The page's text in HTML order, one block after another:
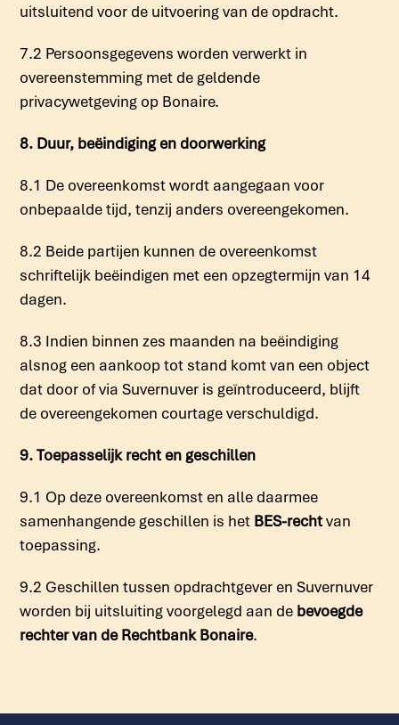
uitsluitend voor de uitvoering van de opdracht.
7.2 Persoonsgegevens worden verwerkt in
overeenstemming met de geldende
privacywetgeving op Bonaire.
8. Duur, beëindiging en doorwerking
8.1 De overeenkomst wordt aangegaan voor
onbepaalde tijd, tenzij anders overeengekomen.
8.2 Beide partijen kunnen de overeenkomst
schriftelijk beëindigen met een opzegtermijn van 14
dagen.
8.3 Indien binnen zes maanden na beëindiging
alsnog een aankoop tot stand komt van een object
dat door of via Suvernuver is geïntroduceerd, blijft
de overeengekomen courtage verschuldigd.
9. Toepasselijk recht en geschillen
9.1 Op deze overeenkomst en alle daarmee
samenhangende geschillen is het BES-rechtvan
toepassing.
9.2 Geschillen tussen opdrachtgever en Suvernuver
worden bij uitsluiting voorgelegd aan de bevoegde
rechter van de Rechtbank Bonaire.